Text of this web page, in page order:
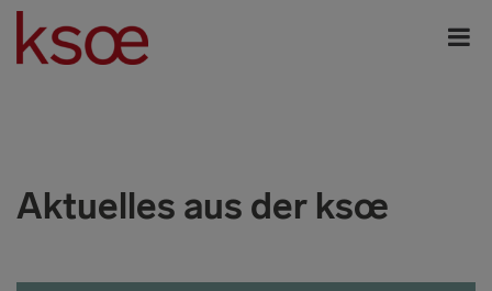
Aktuelles aus der ksœ